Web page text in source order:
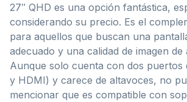
27″ QHD es una opción fantástica,
considerando su precio. Es el
para aquellos que buscan una
adecuado y una calidad de imagen de
Aunque solo cuenta con dos puertos
y HDMI) y carece de altavoces, no
mencionar que es compatible con